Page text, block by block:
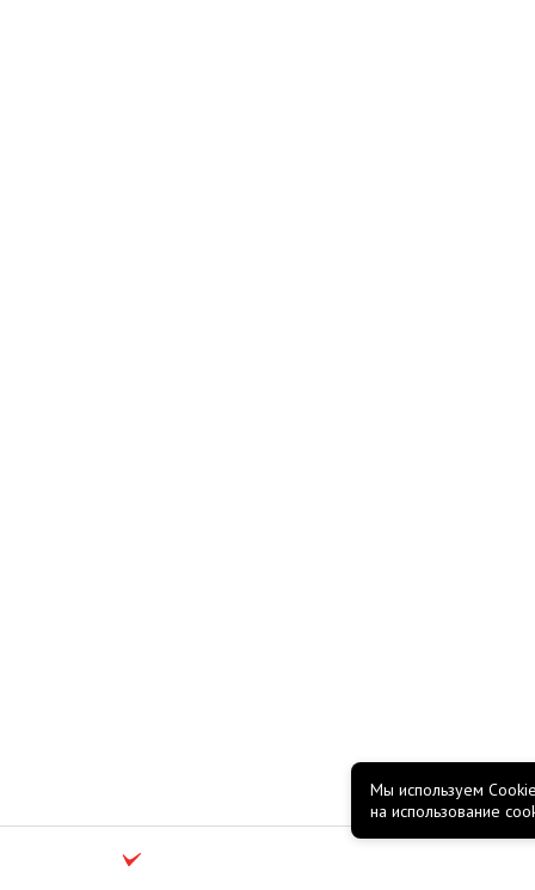
Мы используем
на использование